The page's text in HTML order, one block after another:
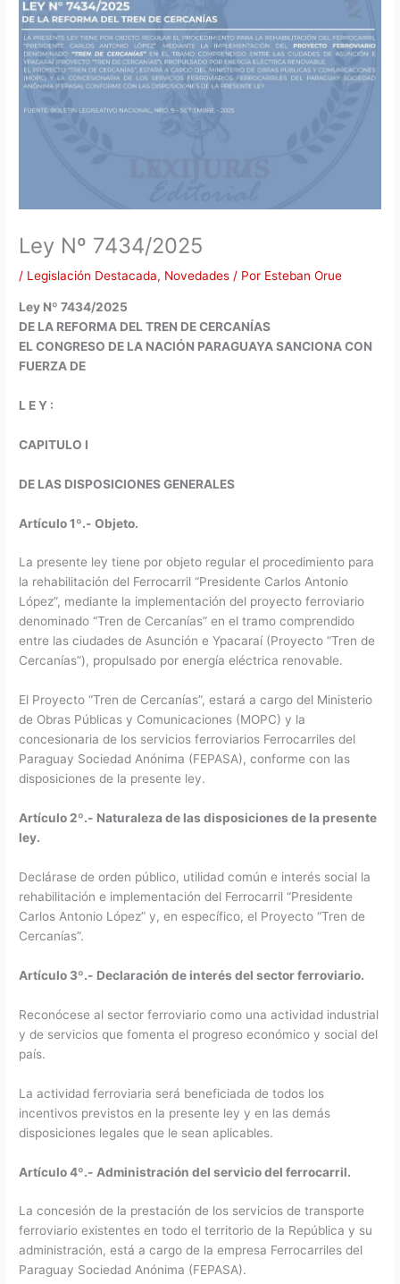
Ley Nº 7434/2025
/ Legislación Destacada, Novedades / Por Esteban Orue
Ley Nº 7434/2025
DE LA REFORMA DEL TREN DE CERCANÍAS
EL CONGRESO DE LA NACIÓN PARAGUAYA SANCIONA CON
FUERZA DE
L E Y :
CAPITULO I
DE LAS DISPOSICIONES GENERALES
Artículo 1º.- Objeto.
La presente ley tiene por objeto regular el procedimiento para
la rehabilitación del Ferrocarril “Presidente Carlos Antonio
López”, mediante la implementación del proyecto ferroviario
denominado “Tren de Cercanías” en el tramo comprendido
entre las ciudades de Asunción e Ypacaraí (Proyecto “Tren de
Cercanías”), propulsado por energía eléctrica renovable.
El Proyecto “Tren de Cercanías”, estará a cargo del Ministerio
de Obras Públicas y Comunicaciones (MOPC) y la
concesionaria de los servicios ferroviarios Ferrocarriles del
Paraguay Sociedad Anónima (FEPASA), conforme con las
disposiciones de la presente ley.
Artículo 2º.- Naturaleza de las disposiciones de la presente
ley.
Declárase de orden público, utilidad común e interés social la
rehabilitación e implementación del Ferrocarril “Presidente
Carlos Antonio López” y, en específico, el Proyecto “Tren de
Cercanías”.
Artículo 3º.- Declaración de interés del sector ferroviario.
Reconócese al sector ferroviario como una actividad industrial
y de servicios que fomenta el progreso económico y social del
país.
La actividad ferroviaria será beneficiada de todos los
incentivos previstos en la presente ley y en las demás
disposiciones legales que le sean aplicables.
Artículo 4º.- Administración del servicio del ferrocarril.
La concesión de la prestación de los servicios de transporte
ferroviario existentes en todo el territorio de la República y su
administración, está a cargo de la empresa Ferrocarriles del
Paraguay Sociedad Anónima (FEPASA).